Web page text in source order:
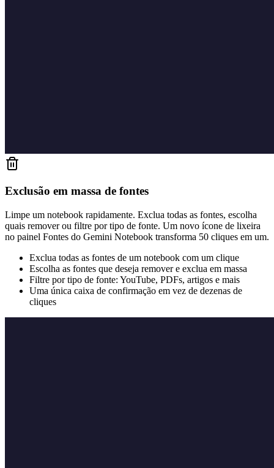
Exclusão em massa de fontes
Limpe um notebook rapidamente. Exclua todas as fontes, escolha
quais remover ou filtre por tipo de fonte. Um novo ícone de lixeira
no painel Fontes do Gemini Notebook transforma 50 cliques em um.
Exclua todas as fontes de um notebook com um clique
Escolha as fontes que deseja remover e exclua em massa
Filtre por tipo de fonte: YouTube, PDFs, artigos e mais
Uma única caixa de confirmação em vez de dezenas de
cliques